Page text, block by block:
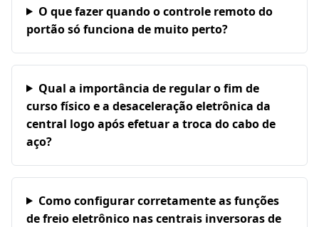
O que fazer quando o controle remoto do
portão só funciona de muito perto?
Qual a importância de regular o fim de
curso físico e a desaceleração eletrônica da
central logo após efetuar a troca do cabo de
aço?
Como configurar corretamente as funções
de freio eletrônico nas centrais inversoras de